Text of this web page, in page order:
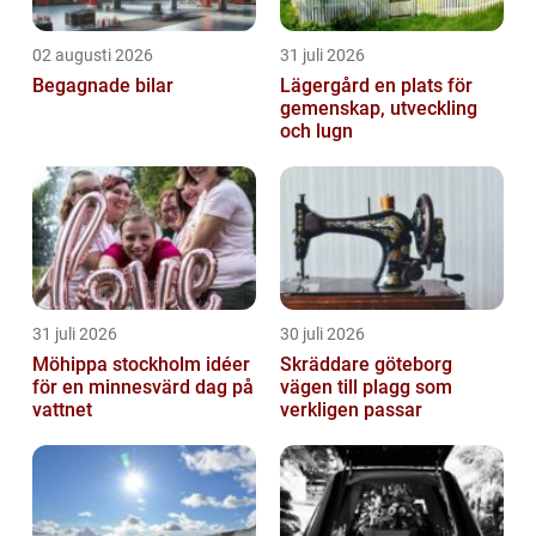
02 augusti 2026
Begagnade bilar
31 juli 2026
Lägergård en plats för
gemenskap, utveckling
och lugn
31 juli 2026
Möhippa stockholm idéer
för en minnesvärd dag på
vattnet
30 juli 2026
Skräddare göteborg
vägen till plagg som
verkligen passar